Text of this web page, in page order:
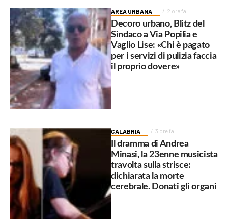
AREA URBANA 2 ore fa
Decoro urbano, Blitz del
Sindaco a Via Popilia e
Vaglio Lise: «Chi è pagato
per i servizi di pulizia faccia
il proprio dovere»
CALABRIA 3 ore fa
Il dramma di Andrea
Minasi, la 23enne musicista
travolta sulla strisce:
dichiarata la morte
cerebrale. Donati gli organi